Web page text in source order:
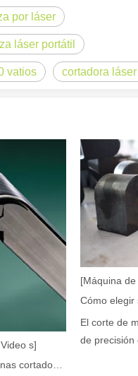
e inspirador del
en rápida
por láser
láser portátil
vatios cortadora
s]
Guía 2026: Cómo las máquinas cortadoras de tubos por láser de fibra están revolucionando la fabricación de tuberías
[Máquina
El corte de
de precisión